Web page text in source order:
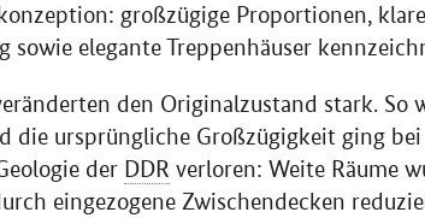
großzügige Proportionen,
elegante Treppenhäuser
den Originalzustand stark. So
die ursprüngliche Großzügigkeit ging
der DDR verloren: Weite Räume
eingezogene Zwischendecken